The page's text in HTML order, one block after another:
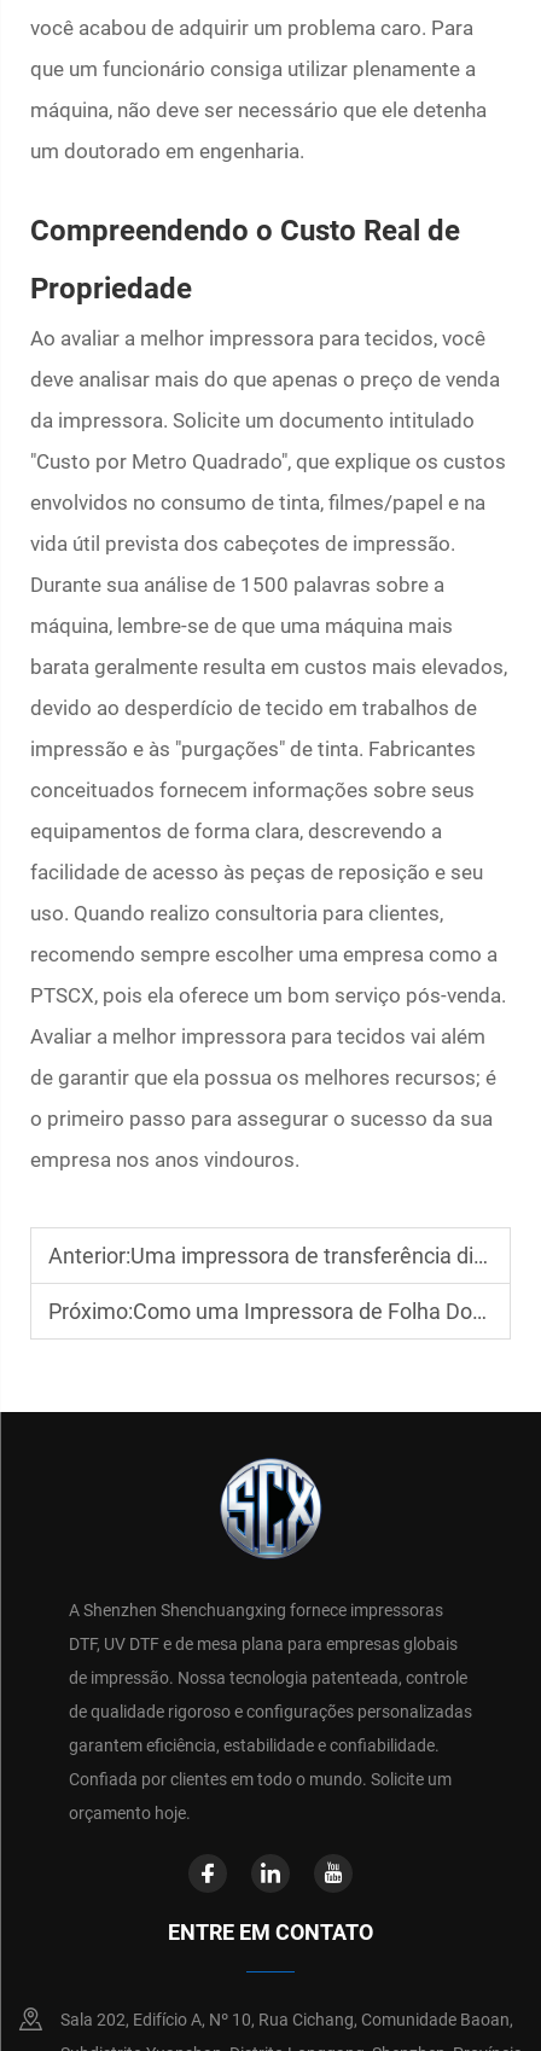
você acabou de adquirir um problema caro. Para
que um funcionário consiga utilizar plenamente a
máquina, não deve ser necessário que ele detenha
um doutorado em engenharia.
Compreendendo o Custo Real de
Propriedade
Ao avaliar a melhor impressora para tecidos, você
deve analisar mais do que apenas o preço de venda
da impressora. Solicite um documento intitulado
"Custo por Metro Quadrado", que explique os custos
envolvidos no consumo de tinta, filmes/papel e na
vida útil prevista dos cabeçotes de impressão.
Durante sua análise de 1500 palavras sobre a
máquina, lembre-se de que uma máquina mais
barata geralmente resulta em custos mais elevados,
devido ao desperdício de tecido em trabalhos de
impressão e às "purgações" de tinta. Fabricantes
conceituados fornecem informações sobre seus
equipamentos de forma clara, descrevendo a
facilidade de acesso às peças de reposição e seu
uso. Quando realizo consultoria para clientes,
recomendo sempre escolher uma empresa como a
PTSCX, pois ela oferece um bom serviço pós-venda.
Avaliar a melhor impressora para tecidos vai além
de garantir que ela possua os melhores recursos; é
o primeiro passo para assegurar o sucesso da sua
empresa nos anos vindouros.
Anterior:Uma impressora de transferência direta pode funcionar em tecidos escuros?
Próximo:Como uma Impressora de Folha Dourada Realça a Embalagem de Luxo
A Shenzhen Shenchuangxing fornece impressoras
DTF, UV DTF e de mesa plana para empresas globais
de impressão. Nossa tecnologia patenteada, controle
de qualidade rigoroso e configurações personalizadas
garantem eficiência, estabilidade e confiabilidade.
Confiada por clientes em todo o mundo. Solicite um
orçamento hoje.
ENTRE EM CONTATO
Sala 202, Edifício A, Nº 10, Rua Cichang, Comunidade Baoan,